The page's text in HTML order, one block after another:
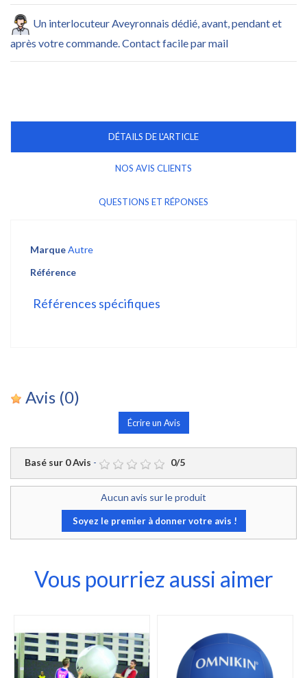
Un interlocuteur Aveyronnais dédié, avant, pendant et
après votre commande. Contact facile par mail
DÉTAILS DE L'ARTICLE
NOS AVIS CLIENTS
QUESTIONS ET RÉPONSES
MarqueAutre
Référence
Références spécifiques
Avis (0)
Écrire un Avis
Basé sur 0Avis - 0/5
Aucun avis sur le produit
Soyez le premier à donner votre avis !
Vous pourriez aussi aimer